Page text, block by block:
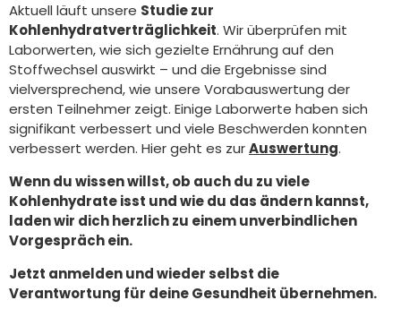
Aktuell läuft unsere Studie zur
Kohlenhydratverträglichkeit. Wir überprüfen mit
Laborwerten, wie sich gezielte Ernährung auf den
Stoffwechsel auswirkt – und die Ergebnisse sind
vielversprechend, wie unsere Vorabauswertung der
ersten Teilnehmer zeigt. Einige Laborwerte haben sich
signifikant verbessert und viele Beschwerden konnten
verbessert werden. Hier geht es zurAuswertung.
Wenn du wissen willst, ob auch du zu viele
Kohlenhydrate isst und wie du das ändern kannst,
laden wir dich herzlich zu einem unverbindlichen
Vorgespräch ein.
Jetzt anmelden und wieder selbst die
Verantwortung für deine Gesundheit übernehmen.